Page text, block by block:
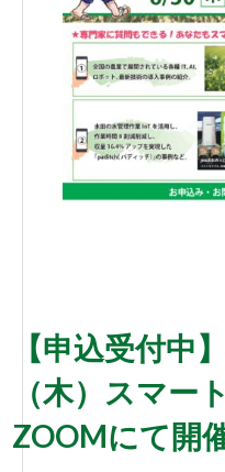
【申込受付中
（木）スマー
ZOOMにて開